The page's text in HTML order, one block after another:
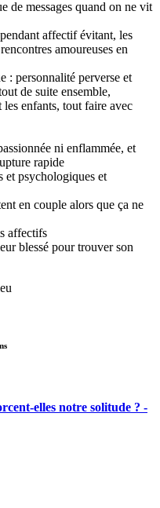
de messages quand on ne vit
affectif évitant, les
amoureuses en
: personnalité perverse et
de suite ensemble,
les enfants, tout faire avec
ni enflammée, et
rapide
et psychologiques et
en couple alors que ça ne
affectifs
blessé pour trouver son
elles notre solitude ? -